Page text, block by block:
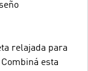
relajada para
esta